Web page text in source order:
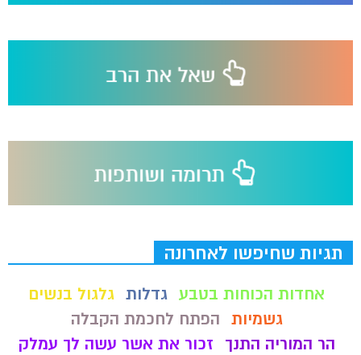
תגיות שחיפשו לאחרונה
אחדות הכוחות בטבע גדלות גלגול בנשים
גשמיות הפתח לחכמת הקבלה
הר המוריה התנך
זכור את אשר עשה לך עמלק